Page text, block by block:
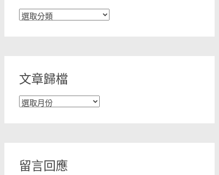
文
文章歸檔
文
留言回應